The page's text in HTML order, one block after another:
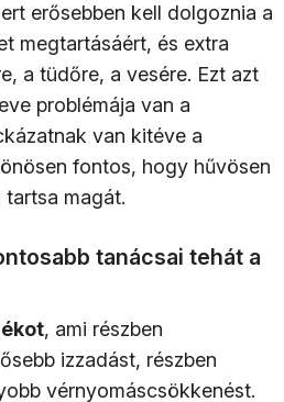
erősebben kell dolgoznia a
megtartásáért, és extra
a tüdőre, a vesére. Ezt azt
problémája van a
van kitéve a
fontos, hogy hűvösen
magát.
tanácsai tehát a
, ami részben
izzadást, részben
vérnyomáscsökkenést.